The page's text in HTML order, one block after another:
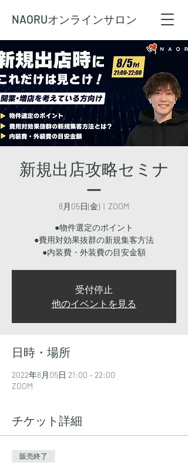
NAORUオンラインサロン
新規出店攻略セミナ
ー
8月05日(金)
  |
ZOOM
●物件選定のポイント
●費用対効果抜群の新規集客方法
●内装費・外装費の目安金額
受付停止
他のイベントを見る
日時・場所
2022年8月05日 21:00 – 22:00
ZOOM
チケット詳細
販売終了